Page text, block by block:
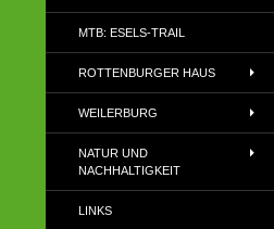
MTB: ESELS-TRAIL
ROTTENBURGER HAUS
WEILERBURG
NATUR UND
NACHHALTIGKEIT
LINKS